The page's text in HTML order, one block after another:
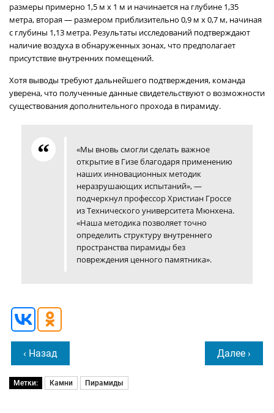
размеры примерно 1,5 м х 1 м и начинается на глубине 1,35
метра, вторая — размером приблизительно 0,9 м х 0,7 м, начиная
с глубины 1,13 метра. Результаты исследований подтверждают
наличие воздуха в обнаруженных зонах, что предполагает
присутствие внутренних помещений.
Хотя выводы требуют дальнейшего подтверждения, команда
уверена, что полученные данные свидетельствуют о возможности
существования дополнительного прохода в пирамиду.
«Мы вновь смогли сделать важное
открытие в Гизе благодаря применению
наших инновационных методик
неразрушающих испытаний», —
подчеркнул профессор Христиан Гроссе
из Технического университета Мюнхена.
«Наша методика позволяет точно
определить структуру внутреннего
пространства пирамиды без
повреждения ценного памятника».
‹ Назад Далее ›
Метки: Камни Пирамиды